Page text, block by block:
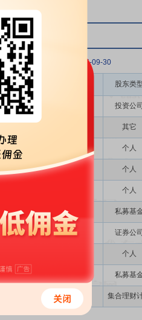
2025-12-31 2025-09-30
股东类
投资公司
其它
个人
个人
个人
私募基
证券公司
个人
私募基
集合理财